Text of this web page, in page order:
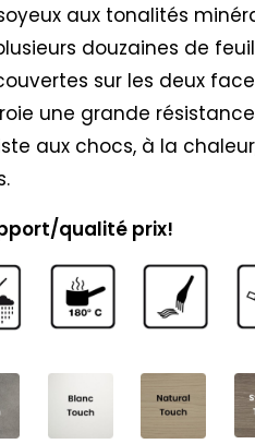
aux tonalités
douzaines de
sur les deux
une grande
aux chocs, à la
qualité prix!